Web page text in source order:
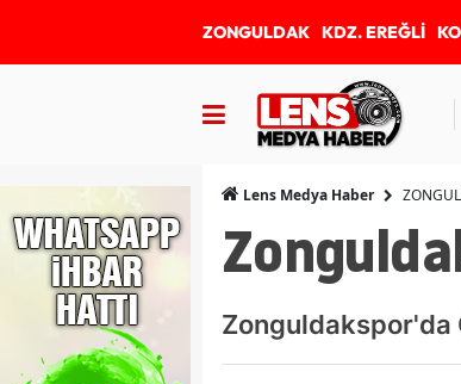
ZONGULDAK KDZ. EREĞLİ
Lens Medya Haber
Zonguldakspor'da